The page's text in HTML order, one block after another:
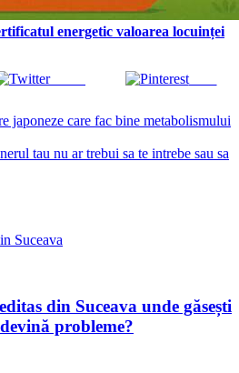
energetic valoarea locuinței
Tweet Save
japoneze care fac bine metabolismului
tau nu ar trebui sa te intrebe sau sa
din Suceava unde găsești
probleme?